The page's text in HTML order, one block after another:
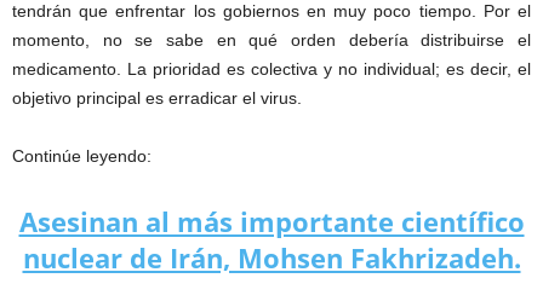
tendrán que enfrentar los gobiernos en muy poco tiempo. Por el
momento, no se sabe en qué orden debería distribuirse el
medicamento. La prioridad es colectiva y no individual; es decir, el
objetivo principal es erradicar el virus.
Continúe leyendo:
Asesinan al más importante científico
nuclear de Irán, Mohsen Fakhrizadeh.